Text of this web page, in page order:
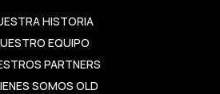
HISTORIA
EQUIPO
PARTNERS
SOMOS OLD